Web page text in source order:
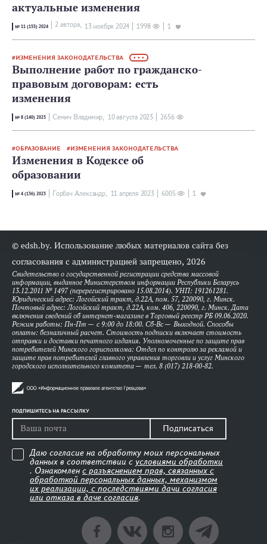
актуальные изменения
№ 11 (155) 2024 2 автора, 13 ноября 2024 1998 1
ИЗМЕНЕНИЯ ЗАКОНОДАТЕЛЬСТВА • • •
Выполнение работ по гражданско-
правовым договорам: есть
изменения
№ 8 (140) 2023 Семич Владимир, 10 августа 2023 2656
ОБРАЗОВАНИЕ ИЗМЕНЕНИЯ ЗАКОНОДАТЕЛЬСТВА
Изменения в Кодексе об
образовании
№ 4 (136) 2023 Горбач Александр, 11 апреля 2023 6005 1
© edsh.by. Использование любых материалов сайта без
согласования с администрацией запрещено, 2026
Свидетельство о государственной регистрации средства массовой
информации, выданное Министерством информации Республики Беларусь
13.12.2011 № 1497 (перерегистрировано 15.08.2014). УНП: 191261281.
Юридический адрес: Логойский тракт, д.22А, пом. 57, 220090, г. Минск.
Почтовый адрес: Логойский тракт, д.22А, ком. 406, 220090, г. Минск. Дата
включения сведений об интернет-магазине в Торговый реестр РБ 09.06.2020.
Режим работы: Пн-Пт — с 9:00 до 18:00. Сб-Вс — Выходной. Способы
оплаты: безналичный расчет. Стоимость подписки включает стоимость
отправки и доставки печатного издания. Уполномоченные по защите прав
потребителей Минского горисполкома: Отдел по контролю за рекламой и
защите прав потребителей главного управления торговли и услуг Минского
городского исполнительного комитета — тел. 8 (017) 218-00-82.
ПОДПИШИТЕСЬ НА РАССЫЛКУ
Подписаться
Даю согласие на обработку моих персональных
данных в соответствии с условиями обработки
. Ознакомлен с разъяснением прав, связанных с
обработкой персональных данных, механизмом
их реализации, с последствиями дачи согласия
или отказа в даче согласия.